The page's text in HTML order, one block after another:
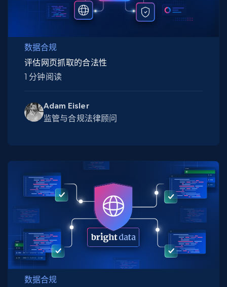
数据合规
Adam Eisler
监管与合规法律顾问
评估网页抓取的合法性
1 分钟阅读
数据合规